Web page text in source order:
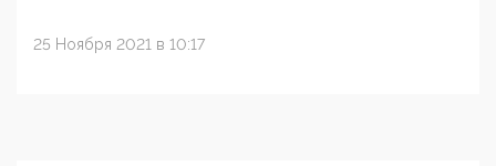
25 Ноября 2021 в 10:17